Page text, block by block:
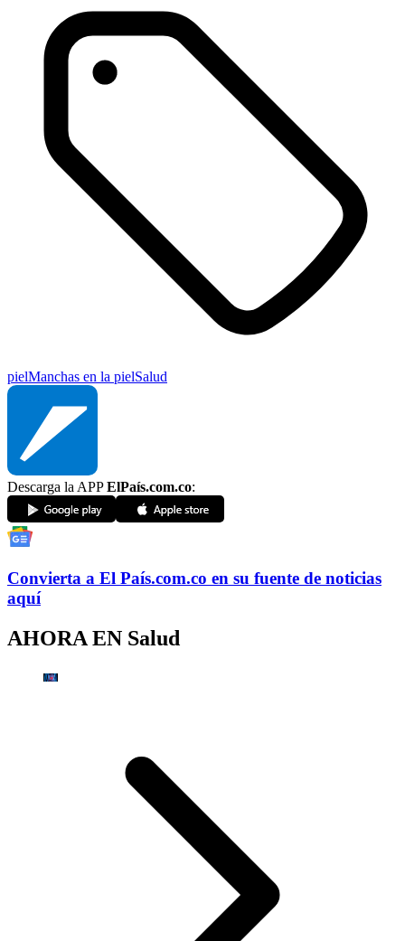
pielManchas en la pielSalud
Descarga la APPElPaís.com.co:
Convierta a El País.com.co en su fuente de noticias
aquí
AHORA EN Salud